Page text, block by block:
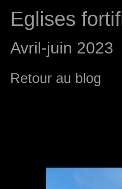
Eglises
Avril-juin 2023
Retour au blog